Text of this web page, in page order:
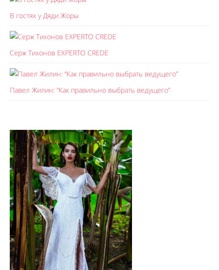
В гостях у Дяди Жоры
Серж Тихонов EXPERTO CREDE
Павел Жилин: “Как правильно выбрать ведущего”